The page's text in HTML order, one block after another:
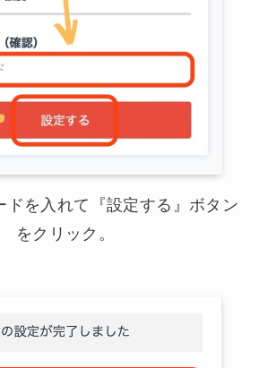
ドを入れて『設定する』ボタン
をクリック。